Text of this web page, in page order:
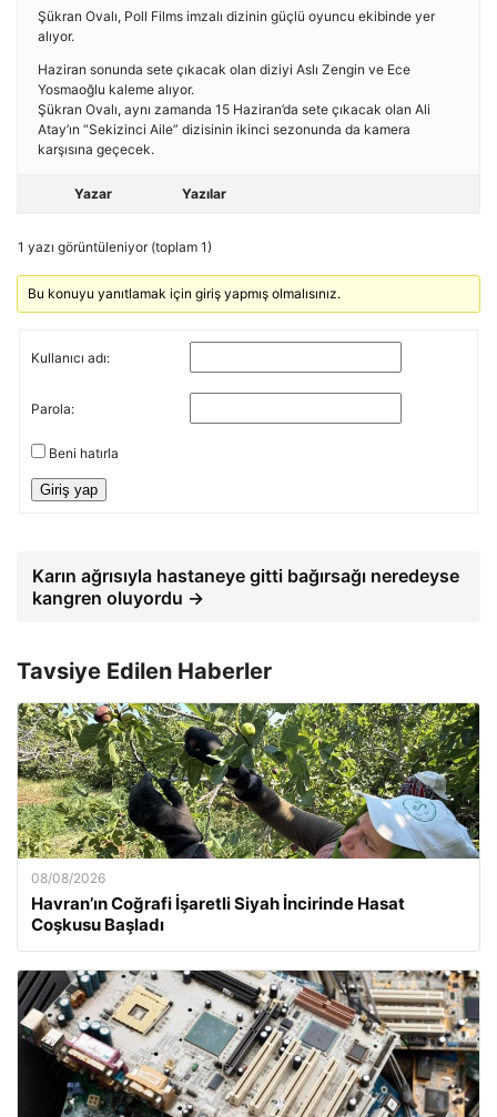
Şükran Ovalı, Poll Films imzalı dizinin güçlü oyuncu ekibinde yer
alıyor.
Haziran sonunda sete çıkacak olan diziyi Aslı Zengin ve Ece
Yosmaoğlu kaleme alıyor.
Şükran Ovalı, aynı zamanda 15 Haziran’da sete çıkacak olan Ali
Atay’ın “Sekizinci Aile” dizisinin ikinci sezonunda da kamera
karşısına geçecek.
Yazar Yazılar
1 yazı görüntüleniyor (toplam 1)
Bu konuyu yanıtlamak için giriş yapmış olmalısınız.
Kullanıcı adı:
Parola:
Beni hatırla
Giriş yap
Karın ağrısıyla hastaneye gitti bağırsağı neredeyse
kangren oluyordu →
Tavsiye Edilen Haberler
08/08/2026
Havran’ın Coğrafi İşaretli Siyah İncirinde Hasat
Coşkusu Başladı